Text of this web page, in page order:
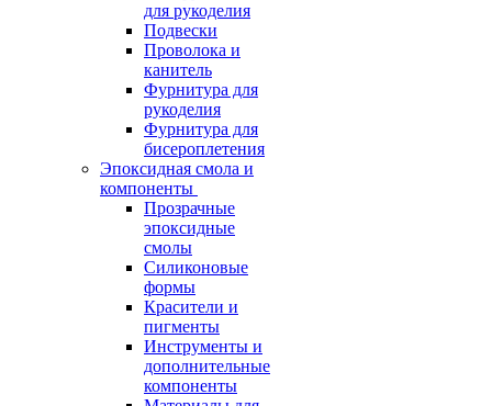
для рукоделия
Подвески
Проволока и
канитель
Фурнитура для
рукоделия
Фурнитура для
бисероплетения
Эпоксидная смола и
компоненты
Прозрачные
эпоксидные
смолы
Силиконовые
формы
Красители и
пигменты
Инструменты и
дополнительные
компоненты